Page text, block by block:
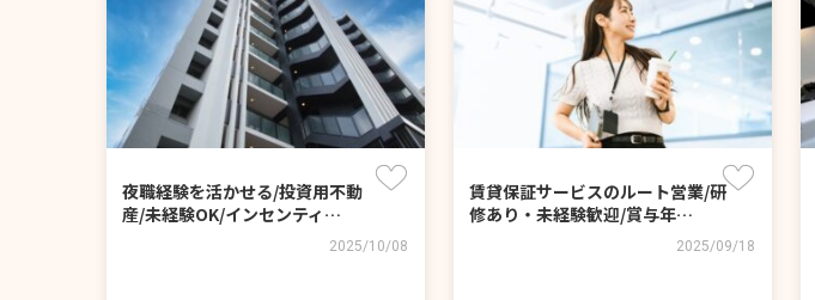
夜職経験を活かせる/投資用不動
産/未経験OK/インセンティ…
2025/10/08
賃貸保証サービスのルート営業/研
修あり・未経験歓迎/賞与年…
2025/09/18